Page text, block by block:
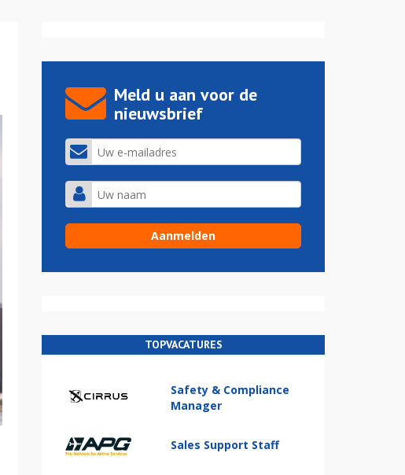
Meld u aan voor de
nieuwsbrief
TOPVACATURES
Safety & Compliance
Manager
Sales Support Staff